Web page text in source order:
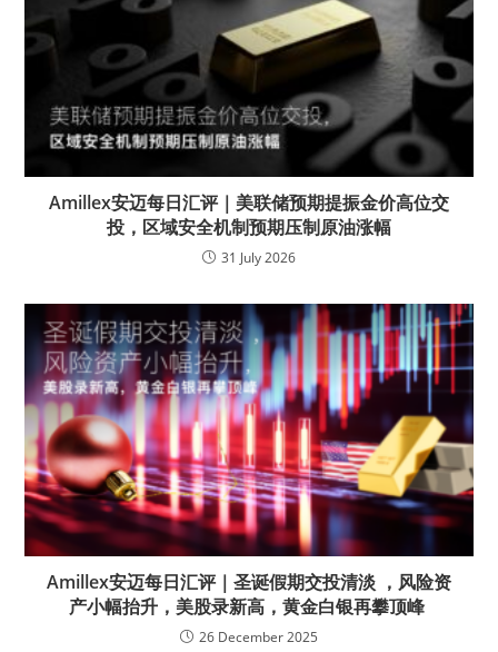
Amillex安迈每日汇评｜美联储预期提振金价高位交
投，区域安全机制预期压制原油涨幅
31 July 2026
Amillex安迈每日汇评｜圣诞假期交投清淡 ，风险资
产小幅抬升，美股录新高，黄金白银再攀顶峰
26 December 2025